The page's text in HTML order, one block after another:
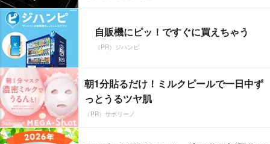
自販機にピッ！ですぐに買えちゃう
（PR）ジハンピ
朝1分貼るだけ！ミルクピールで一日中ず
っとうるツヤ肌
（PR）サボリーノ